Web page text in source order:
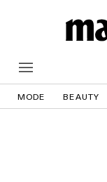
MODE BEAUTY